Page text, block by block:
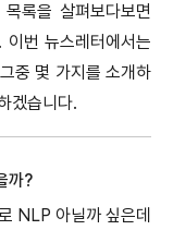
록을 살펴보다보면
번 뉴스레터에서는
중 몇 가지를 소개하
겠습니다.
까?
NLP 아닐까 싶은데